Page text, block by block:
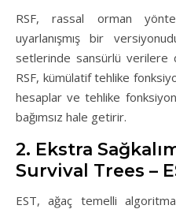
RSF, rassal orman
uyarlanışmış bir
setlerinde sansürlü verilere
RSF, kümülatif tehlike
hesaplar ve tehlike
bağımsız hale getirir.
2. Ekstra
Survival Trees –
EST, ağaç temelli